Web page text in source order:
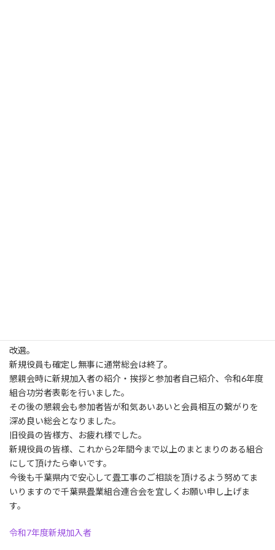
改選。
新規役員も確定し無事に通常総会は終了。
懇親会時に新規加入者の紹介・挨拶と参加者自己紹介、令和6年度
組合功労者表彰を行いました。
その後の懇親会も参加者皆が和気あいあいと会員相互の繋がりを
深め良い総会となりました。
旧役員の皆様方、お疲れ様でした。
新規役員の皆様、これから2年間今まで以上のまとまりのある組合
にして頂けたら幸いです。
今後も千葉県内で安心して畳工事のご相談を頂けるよう努めてま
いりますので千葉県畳業組合連合会を宜しくお願い申し上げま
す。
令和7年度新規加入者